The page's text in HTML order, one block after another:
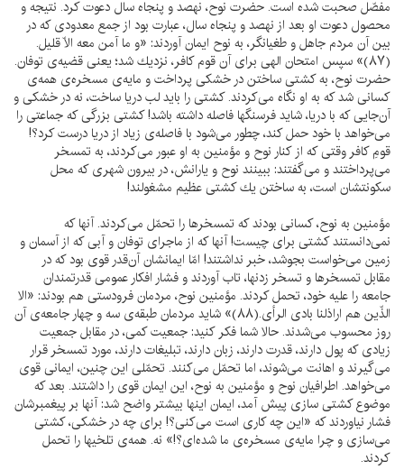
مفصّل صحبت شده است. حضرت نوح، نهصد و پنجاه سال دعوت كرد. نتيجه و
محصول دعوت او بعد از نهصد و پنجاه سال، عبارت بود از جمع معدودى كه در
بين آن مردم جاهل و طغيانگر، به نوح ايمان آوردند: «و ما آمن معه الّا قليل.
(۸۷)» سپس امتحان الهى براى آن قوم كافر، نزديك شد؛ يعنى قضيه‌ى توفان.
حضرت نوح، به كشتى ساختن در خشكى پرداخت و مايه‌ى مسخره‌ى همه‌ى
كسانى شد كه به او نگاه مى‌كردند. كشتى را بايد لب دريا ساخت، نه در خشكى و
آن‌جايى كه با دريا، شايد فرسنگها فاصله داشته باشد! كشتى بزرگى كه جماعتى را
مى‌خواهد با خود حمل كند، چطور مى‌شود با فاصله‌ى زياد از دريا درست كرد؟!
قومِ كافر وقتى كه از كنار نوح و مؤمنين به او عبور مى‌كردند، به تمسخر
مى‌پرداختند و مى‌گفتند: ببينند نوح و يارانش، در بيرون شهرى كه محل
سكونتشان است، به ساختن يك كشتى عظيم مشغولند!
مؤمنين به نوح، كسانى بودند كه تمسخرها را تحمّل مى‌كردند. آنها كه
نمى‌دانستند كشتى براى چيست! آنها كه از ماجراى توفان و آبى كه از آسمان و
زمين مى‌خواست بجوشد، خبر نداشتند! امّا ايمانشان آن‌قدر قوى بود كه در
مقابل تمسخرها و تسخر زدنها، تاب آوردند و فشار افكار عمومى قدرتمندان
جامعه را عليه خود، تحمل كردند. مؤمنين نوح، مردمان فرودستى هم بودند: «الا
الذّين هم اراذلنا بادى الرأى.(۸۸)» شايد مردمان طبقه‌ى سه و چهار جامعه‌ى آن
روز محسوب مى‌شدند. حالا شما فكر كنيد: جمعيت كمى، در مقابل جمعيت
زيادى كه پول دارند، قدرت دارند، زبان دارند، تبليغات دارند، مورد تمسخر قرار
مى‌گيرند و اهانت مى‌شوند، اما تحمّل مى‌كنند. تحمّلى اين چنين، ايمانى قوى
مى‌خواهد. اطرافيان نوح و مؤمنين به نوح، اين ايمان قوى را داشتند. بعد كه
موضوع كشتى سازى پيش آمد، ايمان اينها بيشتر واضح شد: آنها بر پيغمبرشان
فشار نياوردند كه «اين چه كارى است مى‌كنى؟! براى چه در خشكى، كشتى
مى‌سازى و چرا مايه‌ى مسخره‌ى ما شده‌اى؟!» نه. همه‌ى تلخيها را تحمل
كردند.